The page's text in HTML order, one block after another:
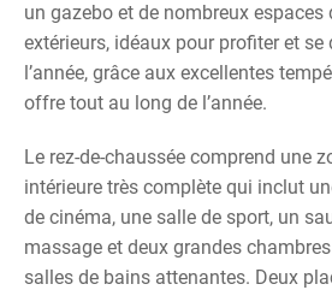
un gazebo et de nombreux espaces
extérieurs, idéaux pour profiter et se
l’année, grâce aux excellentes
offre tout au long de l’année.
Le rez-de-chaussée comprend une
intérieure très complète qui inclut
de cinéma, une salle de sport, un
massage et deux grandes
salles de bains attenantes. Deux